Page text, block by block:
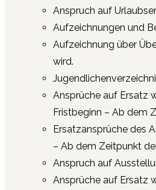
Anspruch auf
Aufzeichnungen und
Aufzeichnung über
wird.
Ansprüche auf Ersatz
Fristbeginn – Ab dem
Ersatzansprüche des
– Ab dem Zeitpunkt
Anspruch auf
Ansprüche auf Ersatz